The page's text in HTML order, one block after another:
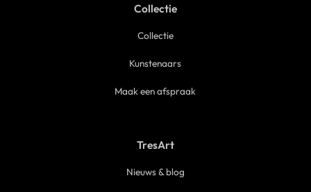
Collectie
Collectie
Kunstenaars
Maak een afspraak
TresArt
Nieuws & blog